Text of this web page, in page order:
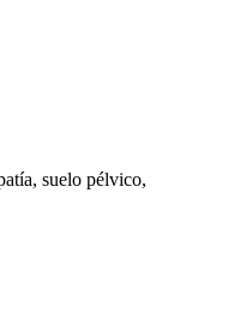
suelo pélvico,